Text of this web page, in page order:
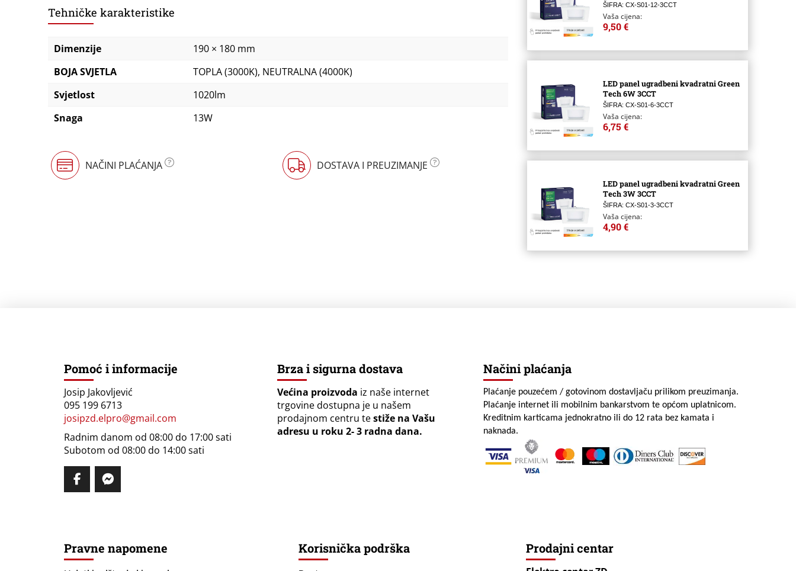
Tehničke karakteristike
Dimenzije
190 × 180 mm
BOJA SVJETLA
TOPLA (3000K), NEUTRALNA (4000K)
Svjetlost
1020lm
Snaga
13W
NAČINI PLAĆANJA DOSTAVA I PREUZIMANJE
ŠIFRA: CX-S01-12-3CCT
Vaša cijena:
9,50 €
LED panel ugradbeni kvadratni Green
Tech 6W 3CCT
ŠIFRA: CX-S01-6-3CCT
Vaša cijena:
6,75 €
LED panel ugradbeni kvadratni Green
Tech 3W 3CCT
ŠIFRA: CX-S01-3-3CCT
Vaša cijena:
4,90 €
Pomoć i informacije
Josip Jakovljević
095 199 6713
josipzd.elpro@gmail.com
Radnim danom od 08:00 do 17:00 sati
Subotom od 08:00 do 14:00 sati
Brza i sigurna dostava
Većina proizvoda iz naše internet
trgovine dostupna je u našem
prodajnom centru testiže na Vašu
adresu u roku 2- 3 radna dana.
Načini plaćanja
Plaćanje pouzećem / gotovinom dostavljaču prilikom preuzimanja.
Plaćanje internet ili mobilnim bankarstvom te općom uplatnicom.
Kreditnim karticama jednokratno ili do 12 rata bez kamata i
naknada.
Pravne napomene Korisnička podrška Prodajni centar